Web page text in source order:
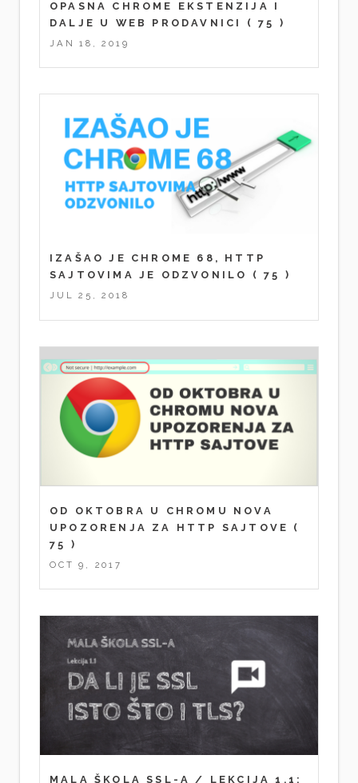
OPASNA CHROME EKSTENZIJA I
DALJE U WEB PRODAVNICI
( 75 )
JAN 18, 2019
IZAŠAO JE CHROME 68, HTTP
SAJTOVIMA JE ODZVONILO
( 75 )
JUL 25, 2018
OD OKTOBRA U CHROMU NOVA
UPOZORENJA ZA HTTP SAJTOVE
(
75 )
OCT 9, 2017
MALA ŠKOLA SSL-A / LEKCIJA 1.1: